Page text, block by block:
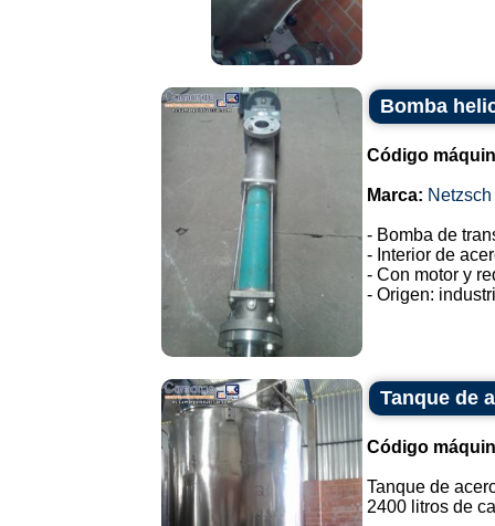
Bomba
Código
Marca: Netzsch
- Bomba de
- Interior de
- Con motor y
- Origen:
Tanque de
Código
Tanque de
2400 litros de